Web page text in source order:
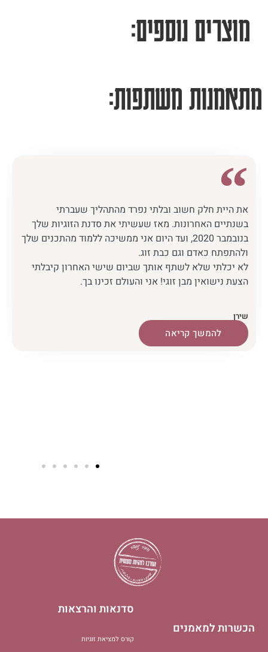
מוצרים נוספים:
מתאמנות משתפות:
הדרוש, וואווו כולי עוד בהתרגשות 🥰 כשפניתי אלייך לא
חשבתי לרגע שיגיע הרגע הזה, הייתי סקפטית, תקועה על
האקס 7 שנים, עם אפס מודעות ותודעת אישה! והנה ברוך
השם אחרי שעברתי את הסדנה שלך ואחרי שלימדת אותי
ברוב גאונך למקד את הזימון שלי הוא הגיע, לגמרי אביר /
נסיך על סוס לבן כמו ואחרי 7 חודשים אני שמחה לבשר לך
ולכל היקום עלייך! ❤️
שמרית
שמרית
הכשרות למאמנים
סדנאות והרצאות
קורס למציאת זוגיות